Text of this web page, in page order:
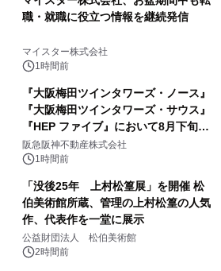
職・就職に役立つ情報を継続発信
マイスター株式会社
1時間前
『大阪梅田ツインタワーズ・ノース』
『大阪梅田ツインタワーズ・サウス』
『HEP ファイブ』において8月下旬か
ら 「オフサイト型コーポレートPPA」
による 再生可能エネルギー電力の使用
阪急阪神不動産株式会社
1時間前
「没後25年 上村松篁展」を開催 松
伯美術館所蔵、管理の上村松篁の人気
作、代表作を一堂に展示
公益財団法人 松伯美術館
2時間前